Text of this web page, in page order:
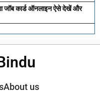
जॉब कार्ड ऑनलाइन ऐसे देखें और
About us